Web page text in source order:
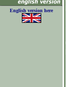
English version here